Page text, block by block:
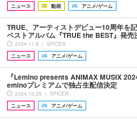
ニュース
動画 アニメ/ゲーム
TRUE、アーティストデビュー10周年を
ベストアルバム『TRUE the BEST』発売
2024.11.8 ｜ SPICER
ニュース
アニメ/ゲーム
『Lemino presents ANIMAX MUSIX
eminoプレミアムで独占生配信決定
2024.10.25 ｜ SPICER
ニュース
アニメ/ゲーム